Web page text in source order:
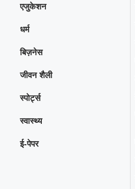
एजुकेशन
धर्म
बिज़नेस
जीवन शैली
स्पोर्ट्स
स्वास्थ्य
ई-पेपर